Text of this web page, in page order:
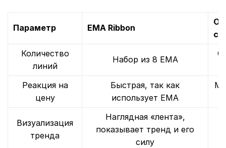
Параметр EMA Ribbon
Количество
линий
Набор из 8 EMA
Реакция на
цену
Быстрая, так как
использует EMA
Визуализация
тренда
Наглядная «лента»,
показывает тренд и его
силу